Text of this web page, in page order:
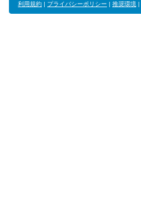
利用規約 | プライバシーポリシー | 推奨環境 |